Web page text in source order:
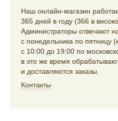
Наш онлайн-магазин
365 дней в году (366 в
Администраторы отвечают
с понедельника по пятницу
с 10:00 до 19:00 по
в это же время
и доставляются заказы.
Контакты